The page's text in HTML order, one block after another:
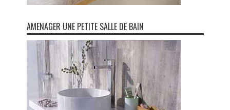
AMENAGER UNE PETITE SALLE DE BAIN